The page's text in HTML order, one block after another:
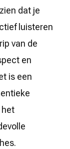
dat je
luisteren
van de
en
is een
het